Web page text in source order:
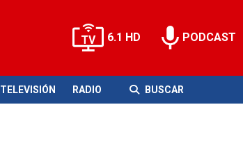
6.1 HD PODCAST
TELEVISIÓN RADIO BUSCAR